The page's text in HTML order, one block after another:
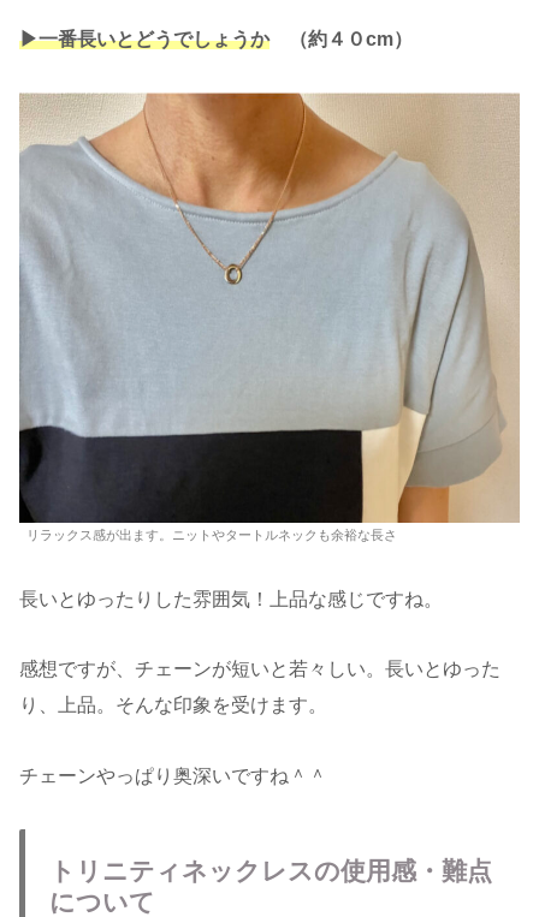
▶︎一番長いとどうでしょうか （約４０cm）
リラックス感が出ます。ニットやタートルネックも余裕な長さ
長いとゆったりした雰囲気！上品な感じですね。
感想ですが、チェーンが短いと若々しい。長いとゆった
り、上品。そんな印象を受けます。
チェーンやっぱり奥深いですね＾＾
トリニティネックレスの使用感・難点
について